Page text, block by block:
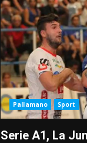
Pallamano Sport
Serie A1, La